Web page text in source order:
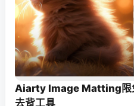
Aiarty Image Matting限
去背工具